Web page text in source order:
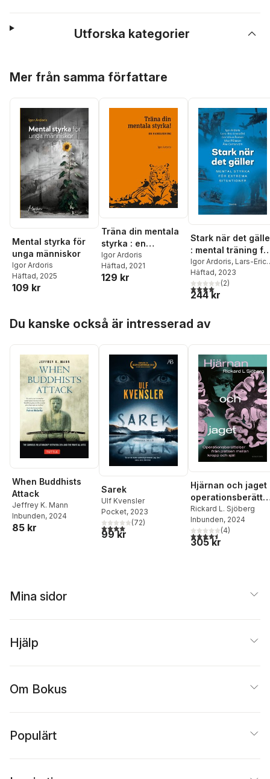
Utforska kategorier
Mer från samma författare
Mental styrka för
unga människor
Igor Ardoris
Häftad, 2025
109 kr
Träna din mentala
styrka : en
handledning
Igor Ardoris
Häftad, 2021
129 kr
Stark när det
: mental träning
extrema
Igor Ardoris, Lars-Eric
Uneståhl,Cornelius
Åxman,Max Pålsson
Åke Centervärn
Häftad, 2023
4,0utav 5 stjärnor.
(2)
244 kr
Du kanske också är intresserad av
When Buddhists
Attack
Jeffrey K. Mann
Inbunden, 2024
85 kr
Sarek
Ulf Kvensler
Pocket, 2023
4,0utav 5 stjärnor. Totalt antal röster:
(72)
99 kr
Hjärnan och jaget
operationsberättel
ser från platsen
mellan kropp och
själ
Rickard L. Sjöberg
Inbunden, 2024
4,5utav 5 stjärnor.
(4)
305 kr
Mina sidor
Hjälp
Om Bokus
Populärt